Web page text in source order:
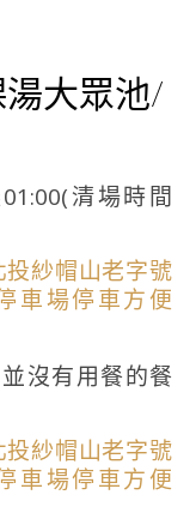
大眾池/
清場時間
沒有用餐的餐